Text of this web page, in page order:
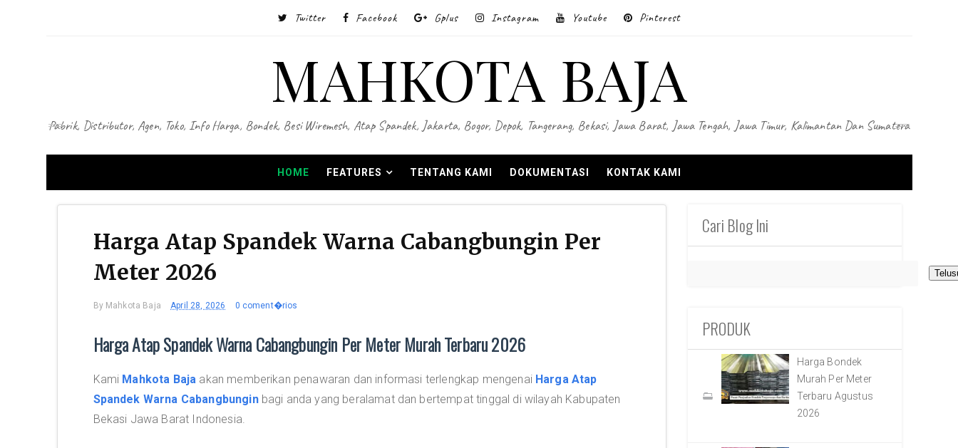
Twitter Facebook Gplus Instagram Youtube Pinterest
MAHKOTA BAJA
Pabrik, Distributor, Agen, Toko, Info Harga, Bondek, Besi Wiremesh, Atap Spandek, Jakarta, Bogor, Depok, Tangerang, Bekasi, Jawa Barat, Jawa Tengah, Jawa Timur, Kalimantan Dan Sumatera
HOME FEATURES TENTANG KAMI DOKUMENTASI KONTAK KAMI
Harga Atap Spandek Warna Cabangbungin Per
Meter 2026
By Mahkota Baja April 28, 2026 0 coment�rios
Harga Atap Spandek Warna Cabangbungin Per Meter Murah Terbaru 2026
Kami Mahkota Baja akan memberikan penawaran dan informasi terlengkap mengenai Harga Atap
Spandek Warna Cabangbunginbagi anda yang beralamat dan bertempat tinggal di wilayah Kabupaten
Bekasi Jawa Barat Indonesia.
Cari Blog Ini
PRODUK
Harga Bondek
Murah Per Meter
Terbaru Agustus
2026